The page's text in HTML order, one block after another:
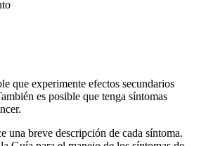
que experimente efectos secundarios
es posible que tenga síntomas
una breve descripción de cada síntoma.